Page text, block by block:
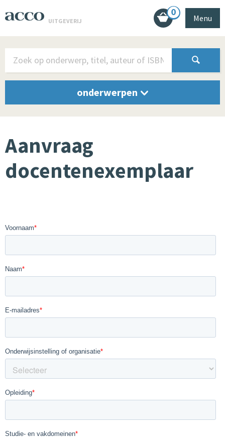
UITGEVERIJ
0
Menu
onderwerpen
Aanvraag
docentenexemplaar